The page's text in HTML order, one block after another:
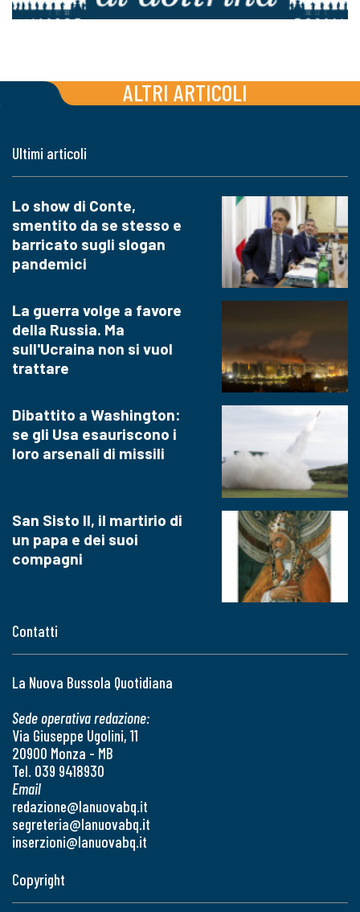
ALTRI ARTICOLI
Contatti
La Nuova Bussola Quotidiana
Sede operativa redazione:
Via Giuseppe Ugolini, 11
20900 Monza - MB
Tel. 039 9418930
Email
redazione@lanuovabq.it
segreteria@lanuovabq.it
inserzioni@lanuovabq.it
Ultimi articoli
Lo show di Conte,
smentito da se stesso e
barricato sugli slogan
pandemici
La guerra volge a favore
della Russia. Ma
sull'Ucraina non si vuol
trattare
Dibattito a Washington:
se gli Usa esauriscono i
loro arsenali di missili
San Sisto II, il martirio di
un papa e dei suoi
compagni
Copyright